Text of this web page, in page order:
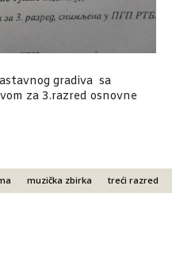
gradiva sa
za 3.razred osnovne
muzička zbirka treći razred